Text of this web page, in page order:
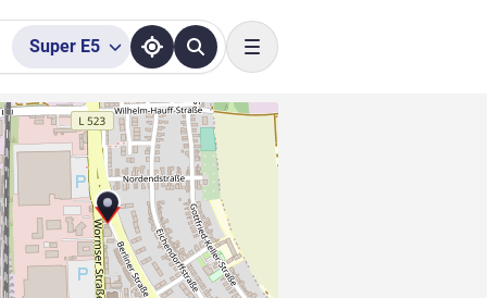
Super E5
Toggle navigation